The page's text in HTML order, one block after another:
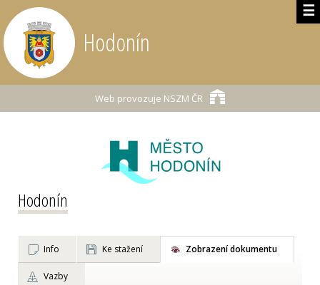
☰
Hodonín
Web provozuje NSZM ČR
Hodonín
Info Ke stažení Zobrazení dokumentu
Vazby